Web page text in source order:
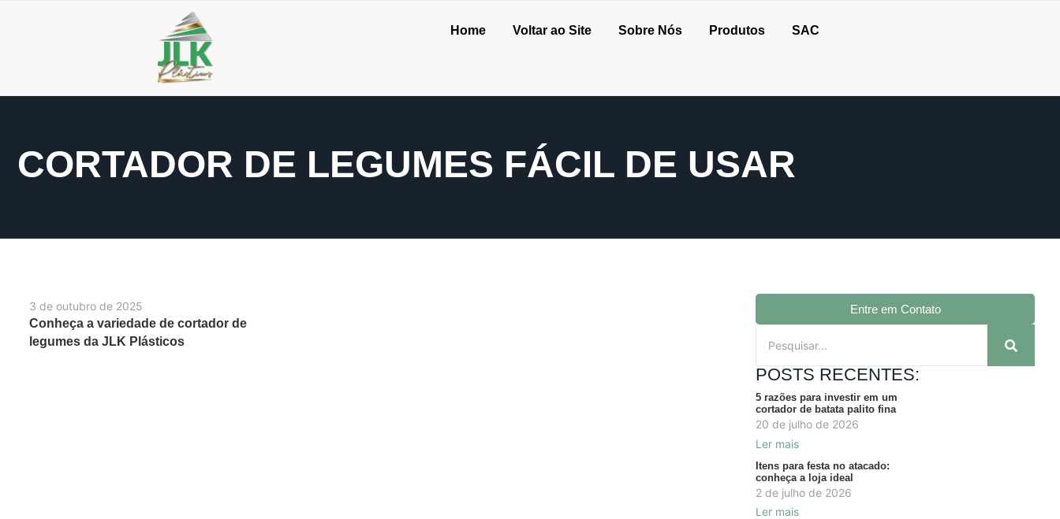
Home Voltar ao Site Sobre Nós Produtos SAC
CORTADOR DE LEGUMES FÁCIL DE USAR
3 de outubro de 2025
Conheça a variedade de cortador de
legumes da JLK Plásticos
Entre em Contato
POSTS RECENTES:
5 razões para investir em um
cortador de batata palito fina
20 de julho de 2026
Ler mais
Itens para festa no atacado:
conheça a loja ideal
2 de julho de 2026
Ler mais